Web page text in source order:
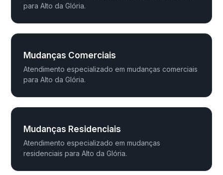
para Alto da Glória.
Mudanças Comerciais
Atendimento especializado em mudanças comerciais
para Alto da Glória.
Mudanças Residenciais
Atendimento especializado em mudanças
residenciais para Alto da Glória.